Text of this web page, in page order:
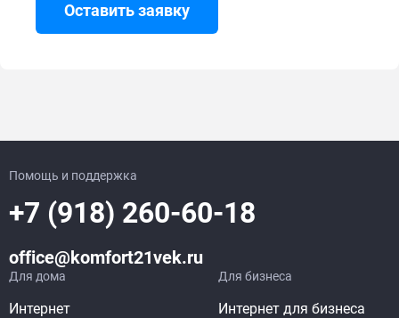
Оставить заявку
Помощь и поддержка
+7 (918) 260-60-18
office@komfort21vek.ru
Для дома
Интернет
Для бизнеса
Интернет для бизнеса